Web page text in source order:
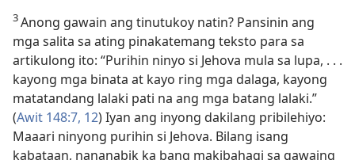
3Anong gawain ang tinutukoy natin? Pansinin ang
mga salita sa ating pinakatemang teksto para sa
artikulong ito: “Purihin ninyo si Jehova mula sa lupa, . . .
kayong mga binata at kayo ring mga dalaga, kayong
matatandang lalaki pati na ang mga batang lalaki.”
(Awit 148:7, 12) Iyan ang inyong dakilang pribilehiyo:
Maaari ninyong purihin si Jehova. Bilang isang
kabataan, nananabik ka bang makibahagi sa gawaing